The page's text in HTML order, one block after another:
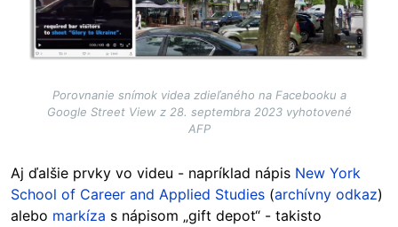
Porovnanie snímok videa zdieľaného na Facebooku a
Google Street View z 28. septembra 2023 vyhotovené
AFP
Aj ďalšie prvky vo videu - napríklad nápis New York
School of Career and Applied Studies (archívny odkaz)
alebo markíza s nápisom „gift depot“ - takisto